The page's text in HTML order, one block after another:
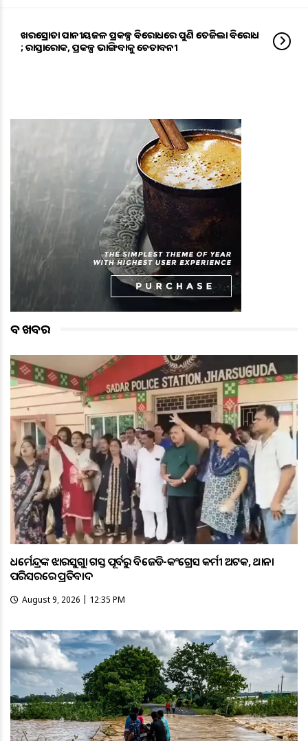
ଖରସ୍ରୋତା ପାନୀୟଜଳ ପ୍ରକଳ୍ପ ବିରୋଧରେ ପୁଣି ତେଜିଲା ବିରୋଧ
; ରାସ୍ତାରୋକ, ପ୍ରକଳ୍ପ ଭାଙ୍ଗିବାକୁ ଚେତାବନୀ
ବଡ ଖବର
ଧର୍ମେନ୍ଦ୍ରଙ୍କ ଝାରସୁଗୁଡ଼ା ଗସ୍ତ ପୂର୍ବରୁ ବିଜେଡି-କଂଗ୍ରେସ କର୍ମୀ ଅଟକ, ଥାନା
ପରିସରରେ ପ୍ରତିବାଦ
August 9, 2026 | 12:35 PM